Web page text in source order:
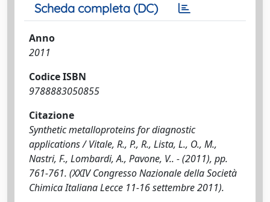
Scheda completa (DC)
Anno
2011
Codice ISBN
9788883050855
Citazione
Synthetic metalloproteins for diagnostic
applications / Vitale, R., P., R., Lista, L., O., M.,
Nastri, F., Lombardi, A., Pavone, V.. - (2011), pp.
761-761. (XXIV Congresso Nazionale della Società
Chimica Italiana Lecce 11-16 settembre 2011).